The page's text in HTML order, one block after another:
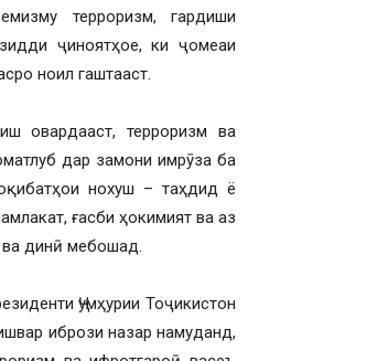
терроризм, гардиши
ҷиноятҳое, ки ҷомеаи
ноил гаштааст.
овардааст, терроризм ва
дар замони имрӯза ба
нохуш – таҳдид ё
ғасби ҳокимият ва аз
ва динӣ мебошад.
Ҷумҳурии Тоҷикистон
ибрози назар намуданд,